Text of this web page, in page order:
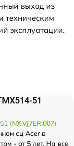
выход из
техническим
эксплуатации.
51
(NX.VJ7ER.007)
сц Acer в
- от 5 лет. На все